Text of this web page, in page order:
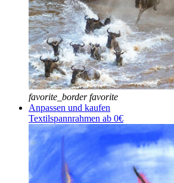
favorite_border favorite
Anpassen und kaufen
Textilspannrahmen ab 0€